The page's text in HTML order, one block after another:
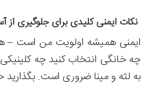
نکات ایمنی کلیدی برای جلوگیری از
ایمنی همیشه اولویت من است –
چه خانگی انتخاب کنید چه
به لثه و مینا ضروری است.